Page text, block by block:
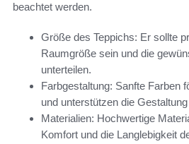
beachtet werden.
Größe des Teppichs: Er sollte
Raumgröße sein und die
unterteilen.
Farbgestaltung: Sanfte Farben
und unterstützen die
Materialien: Hochwertige
Komfort und die Langlebigkeit